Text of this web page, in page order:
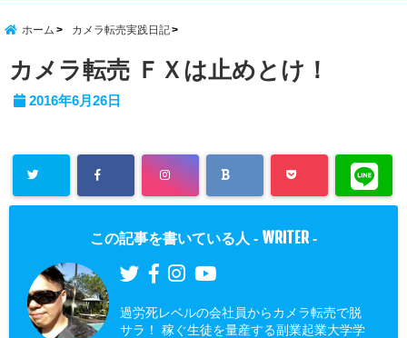
ホーム カメラ転売実践日記
カメラ転売 ＦＸは止めとけ！
2016年6月26日
この記事を書いている人 - WRITER -
過労死レベルの会社員からカメラ転売で脱
サラ！ 稼ぐ生徒を量産する副業起業大学学